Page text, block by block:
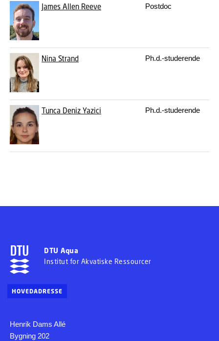
James Allen Reeve Postdoc
Nina Strand Ph.d.-studerende
Tunca Deniz Yazici Ph.d.-studerende
DTU Aqua
Institut for Akvatiske Ressourcer
HOVEDADRESSE
Henrik Dams Allé
Bygning 202